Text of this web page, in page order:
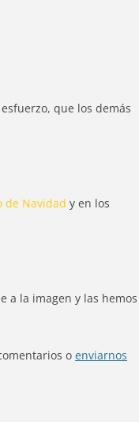
que los demás
de Navidad y en los
a la imagen y las hemos
o enviarnos